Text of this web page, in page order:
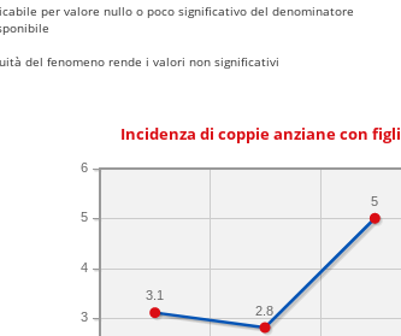
per valore nullo o poco significativo del denominatore
del fenomeno rende i valori non significativi
Incidenza di coppie anziane con figli
3
4
5
6
5
2.8
3.1